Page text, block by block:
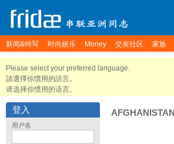
新闻&特写 时尚娱乐 Money 交友社区 家族
Please select your preferred language.
請選擇你慣用的語言。
请选择你惯用的语言。
登入
用户名
AFGHANISTAN